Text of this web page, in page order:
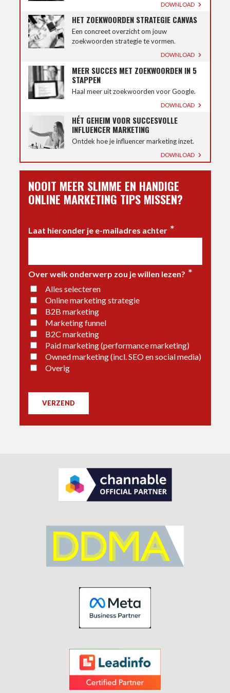
DOWNLOAD
HET ZOEKWOORDEN STRATEGIE CANVAS
Een concreet overzicht om jouw
zoekwoorden strategie te vormen.
DOWNLOAD
MEER SUCCES MET ZOEKWOORDEN IN 5
STAPPEN
Haal meer uit zoekwoorden voor Google.
DOWNLOAD
HÉT GEHEIM VOOR SUCCESVOLLE
INFLUENCER MARKETING
Ontdek hoe je influencer marketing inzet.
DOWNLOAD
NOOIT MEER SLIMME EN HANDIGE
ONLINE MARKETING TIPS MISSEN?
Laat hieronder je e-mailadres achter *
Over welk onderwerp zou je willen lezen? *
Alles selecteren
Online marketing strategie
B2B marketing
Marketing funnel
B2C marketing
Paid marketing (performance marketing)
Owned marketing (incl. SEO en social media)
Overig
VERZEND